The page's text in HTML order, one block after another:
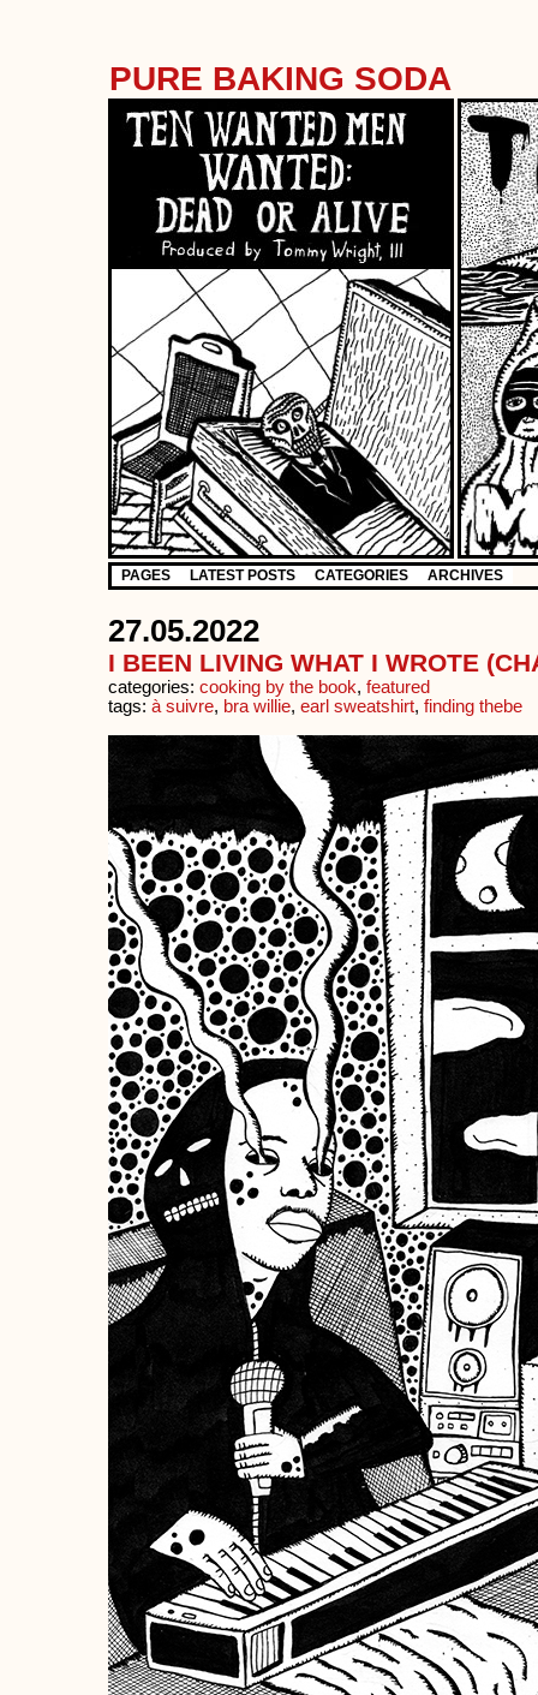
PURE BAKING SODA
PAGES LATEST POSTS CATEGORIES ARCHIVES
27.05.2022
I BEEN LIVING WHAT I WROTE
categories: cooking by the book, featured
tags: à suivre, bra willie, earl sweatshirt, finding thebe